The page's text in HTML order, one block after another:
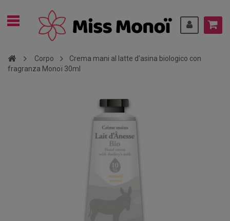
Corpo
Crema mani al latte d'asina biologico con
fragranza Monoï 30ml